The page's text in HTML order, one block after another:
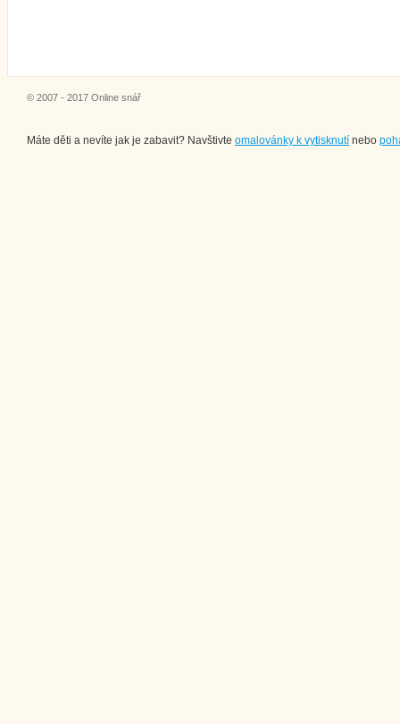
© 2007 - 2017 Online snář
Máte děti a nevíte jak je zabavit? Navštivte omalovánky k vytisknutí nebo